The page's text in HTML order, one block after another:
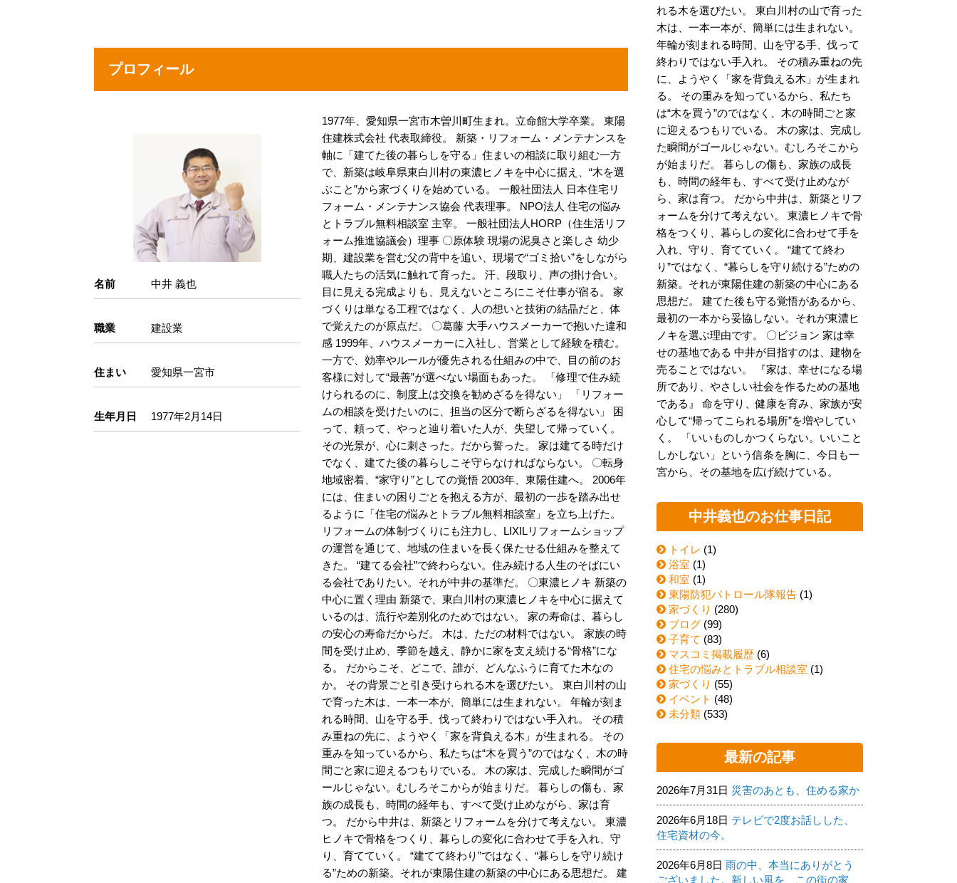
プロフィール
名前 中井 義也
職業 建設業
住まい 愛知県一宮市
生年月日 1977年2月14日
1977年、愛知県一宮市木曽川町生まれ。立命館大学卒業。 東陽
住建株式会社 代表取締役。 新築・リフォーム・メンテナンスを
軸に「建てた後の暮らしを守る」住まいの相談に取り組む一方
で、新築は岐阜県東白川村の東濃ヒノキを中心に据え、“木を選
ぶこと”から家づくりを始めている。 一般社団法人 日本住宅リ
フォーム・メンテナンス協会 代表理事。 NPO法人 住宅の悩み
とトラブル無料相談室 主宰。 一般社団法人HORP（住生活リフ
ォーム推進協議会）理事 〇原体験 現場の泥臭さと楽しさ 幼少
期、建設業を営む父の背中を追い、現場で“ゴミ拾い”をしながら
職人たちの活気に触れて育った。 汗、段取り、声の掛け合い。
目に見える完成よりも、見えないところにこそ仕事が宿る。 家
づくりは単なる工程ではなく、人の想いと技術の結晶だと、体
で覚えたのが原点だ。 〇葛藤 大手ハウスメーカーで抱いた違和
感 1999年、ハウスメーカーに入社し、営業として経験を積む。
一方で、効率やルールが優先される仕組みの中で、目の前のお
客様に対して“最善”が選べない場面もあった。 「修理で住み続
けられるのに、制度上は交換を勧めざるを得ない」 「リフォー
ムの相談を受けたいのに、担当の区分で断らざるを得ない」 困
って、頼って、やっと辿り着いた人が、失望して帰っていく。
その光景が、心に刺さった。だから誓った。 家は建てる時だけ
でなく、建てた後の暮らしこそ守らなければならない。 〇転身
地域密着、“家守り”としての覚悟 2003年、東陽住建へ。 2006年
には、住まいの困りごとを抱える方が、最初の一歩を踏み出せ
るように「住宅の悩みとトラブル無料相談室」を立ち上げた。
リフォームの体制づくりにも注力し、LIXILリフォームショップ
の運営を通じて、地域の住まいを長く保たせる仕組みを整えて
きた。 “建てる会社”で終わらない。住み続ける人生のそばにい
る会社でありたい。それが中井の基準だ。 〇東濃ヒノキ 新築の
中心に置く理由 新築で、東白川村の東濃ヒノキを中心に据えて
いるのは、流行や差別化のためではない。 家の寿命は、暮らし
の安心の寿命だからだ。 木は、ただの材料ではない。 家族の時
間を受け止め、季節を越え、静かに家を支え続ける“骨格”にな
る。 だからこそ、どこで、誰が、どんなふうに育てた木なの
か。 その背景ごと引き受けられる木を選びたい。 東白川村の山
で育った木は、一本一本が、簡単には生まれない。 年輪が刻ま
れる時間、山を守る手、伐って終わりではない手入れ。 その積
み重ねの先に、ようやく「家を背負える木」が生まれる。 その
重みを知っているから、私たちは“木を買う”のではなく、木の時
間ごと家に迎えるつもりでいる。 木の家は、完成した瞬間がゴ
ールじゃない。むしろそこからが始まりだ。 暮らしの傷も、家
族の成長も、時間の経年も、すべて受け止めながら、家は育
つ。 だから中井は、新築とリフォームを分けて考えない。 東濃
ヒノキで骨格をつくり、暮らしの変化に合わせて手を入れ、守
り、育てていく。 “建てて終わり”ではなく、“暮らしを守り続け
る”ための新築。それが東陽住建の新築の中心にある思想だ。 建
れる木を選びたい。 東白川村の山で育った
木は、一本一本が、簡単には生まれない。
年輪が刻まれる時間、山を守る手、伐って
終わりではない手入れ。 その積み重ねの先
に、ようやく「家を背負える木」が生まれ
る。 その重みを知っているから、私たち
は“木を買う”のではなく、木の時間ごと家
に迎えるつもりでいる。 木の家は、完成し
た瞬間がゴールじゃない。むしろそこから
が始まりだ。 暮らしの傷も、家族の成長
も、時間の経年も、すべて受け止めなが
ら、家は育つ。 だから中井は、新築とリフ
ォームを分けて考えない。 東濃ヒノキで骨
格をつくり、暮らしの変化に合わせて手を
入れ、守り、育てていく。 “建てて終わ
り”ではなく、“暮らしを守り続ける”ための
新築。それが東陽住建の新築の中心にある
思想だ。 建てた後も守る覚悟があるから、
最初の一本から妥協しない。それが東濃ヒ
ノキを選ぶ理由です。 〇ビジョン 家は幸
せの基地である 中井が目指すのは、建物を
売ることではない。 『家は、幸せになる場
所であり、やさしい社会を作るための基地
である』 命を守り、健康を育み、家族が安
心して“帰ってこられる場所”を増やしてい
く。 「いいものしかつくらない。いいこと
しかしない」という信条を胸に、今日も一
宮から、その基地を広げ続けている。
中井義也のお仕事日記
トイレ (1)
浴室 (1)
和室 (1)
東陽防犯パトロール隊報告 (1)
家づくり (280)
ブログ (99)
子育て (83)
マスコミ掲載履歴 (6)
住宅の悩みとトラブル相談室 (1)
家づくり (55)
イベント (48)
未分類 (533)
最新の記事
2026年7月31日 災害のあとも、住める家か
2026年6月18日 テレビで2度お話しした、
住宅資材の今。
2026年6月8日 雨の中、本当にありがとう
ございました。新しい風を、この街の家